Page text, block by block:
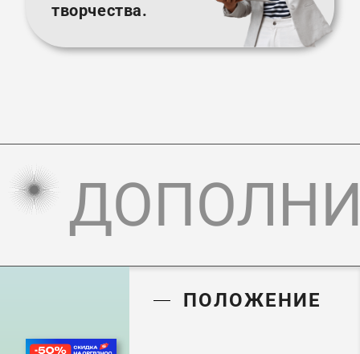
творчества.
ПОЛОЖЕНИЕ